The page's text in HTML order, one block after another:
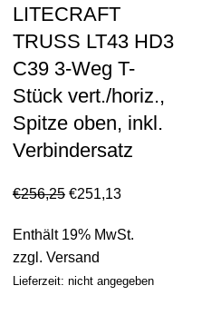
LITECRAFT
TRUSS LT43 HD3
C39 3-Weg T-
Stück vert./horiz.,
Spitze oben, inkl.
Verbindersatz
€256,25 €251,13
Enthält 19% MwSt.
zzgl. Versand
Lieferzeit: nicht angegeben